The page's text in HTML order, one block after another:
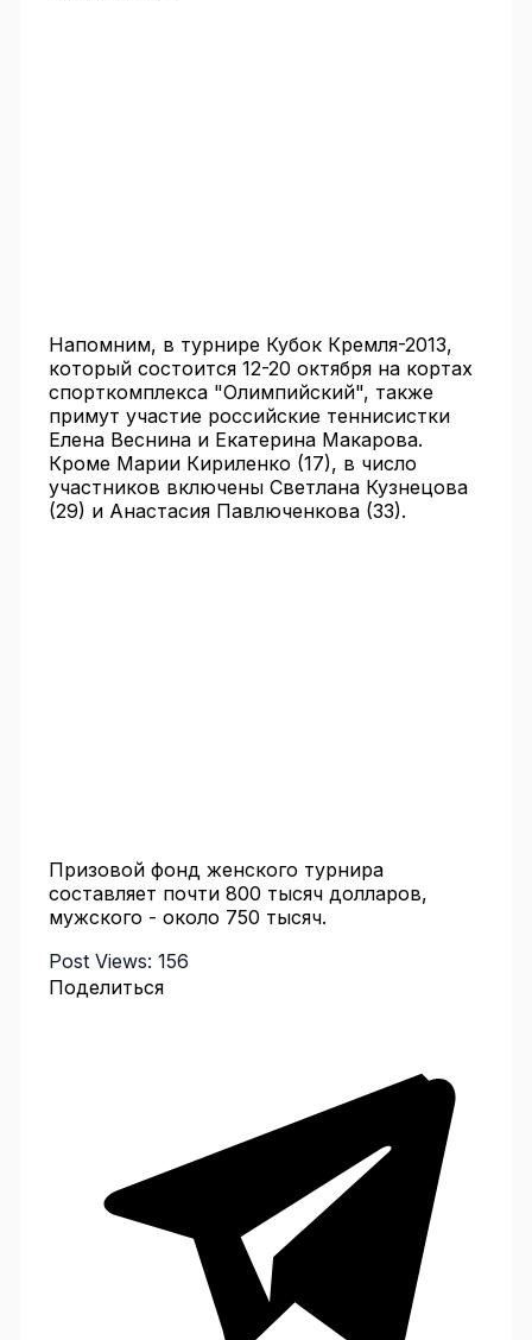
Напомним, в турнире Кубок Кремля-2013,
который состоится 12-20 октября на кортах
спорткомплекса "Олимпийский", также
примут участие российские теннисистки
Елена Веснина и Екатерина Макарова.
Кроме Марии Кириленко (17), в число
участников включены Светлана Кузнецова
(29) и Анастасия Павлюченкова (33).
Призовой фонд женского турнира
составляет почти 800 тысяч долларов,
мужского - около 750 тысяч.
Post Views: 156
Поделиться